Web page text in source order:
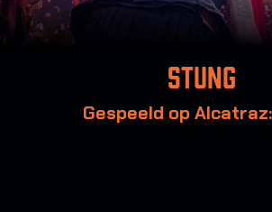
Stung
Gespeeld op